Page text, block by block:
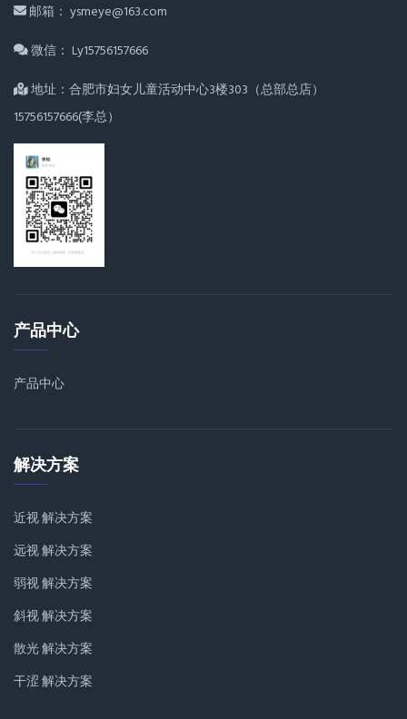
邮箱： ysmeye@163.com
微信： Ly15756157666
地址：合肥市妇女儿童活动中心3楼303（总部总店）
15756157666(李总）
产品中心
产品中心
解决方案
近视 解决方案
远视 解决方案
弱视 解决方案
斜视 解决方案
散光 解决方案
干涩 解决方案